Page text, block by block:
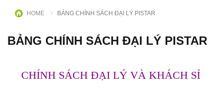
HOME BẢNG CHÍNH SÁCH ĐẠI LÝ PISTAR
BẢNG CHÍNH SÁCH ĐẠI LÝ PISTAR
CHÍNH SÁCH ĐẠI LÝ VÀ KHÁCH SỈ